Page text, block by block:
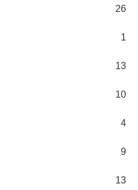
26
1
13
10
4
9
13